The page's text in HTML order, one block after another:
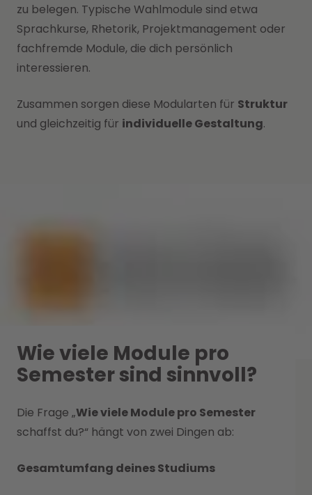
zu belegen. Typische Wahlmodule sind etwa
Sprachkurse, Rhetorik, Projektmanagement oder
fachfremde Module, die dich persönlich
interessieren.
Zusammen sorgen diese Modularten für Struktur
und gleichzeitig für individuelle Gestaltung.
Wie viele Module pro
Semester sind sinnvoll?
Die Frage „Wie viele Module pro Semester
schaffst du?“ hängt von zwei Dingen ab:
Gesamtumfang deines Studiums